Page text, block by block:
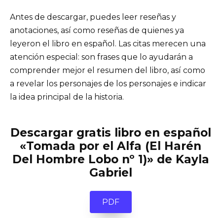
Antes de descargar, puedes leer reseñas y
anotaciones, así como reseñas de quienes ya
leyeron el libro en español. Las citas merecen una
atención especial: son frases que lo ayudarán a
comprender mejor el resumen del libro, así como
a revelar los personajes de los personajes e indicar
la idea principal de la historia.
Descargar gratis libro en español
«Tomada por el Alfa (El Harén
Del Hombre Lobo nº 1)» de Kayla
Gabriel
PDF